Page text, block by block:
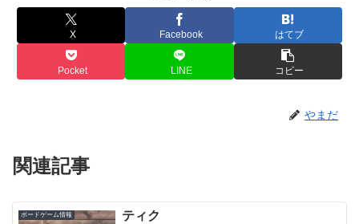
X Facebook はてブ
Pocket LINE コピー
やまだ
関連記事
ボードゲーム情報 ティク